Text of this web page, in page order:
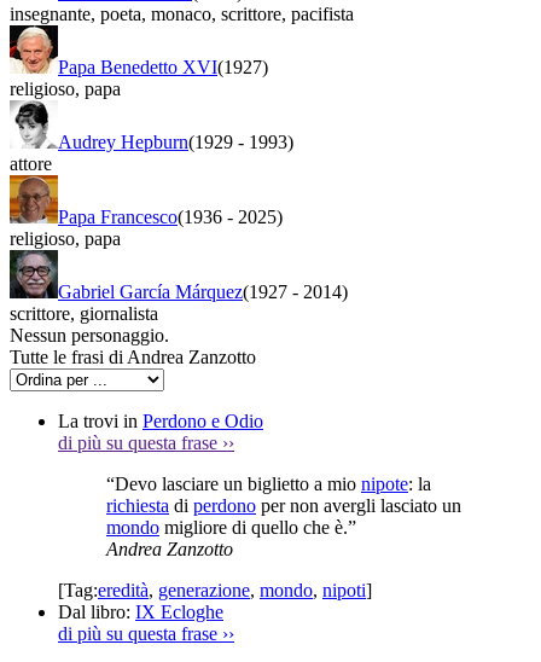
insegnante, poeta, monaco, scrittore, pacifista
Papa Benedetto XVI(1927)
religioso, papa
Audrey Hepburn(1929 - 1993)
attore
Papa Francesco(1936 - 2025)
religioso, papa
Gabriel García Márquez(1927 - 2014)
scrittore, giornalista
Nessun personaggio.
Tutte le frasi di Andrea Zanzotto
La trovi in Perdono e Odio
di più su questa frase ››
“Devo lasciare un biglietto a mio nipote: la
richiesta di perdono per non avergli lasciato un
mondo migliore di quello che è.”
Andrea Zanzotto
[Tag:eredità, generazione, mondo, nipoti]
Dal libro: IX Ecloghe
di più su questa frase ››